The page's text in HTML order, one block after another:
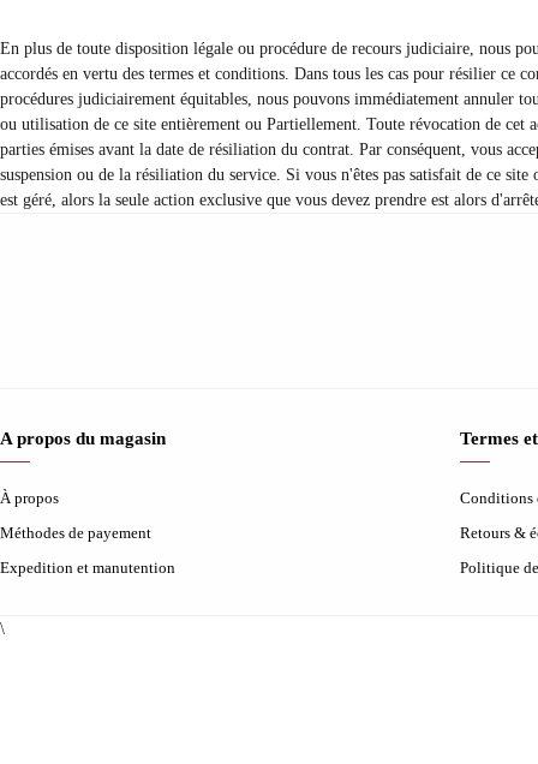
En plus de toute disposition légale ou procédure de recours judiciaire, nous
accordés en vertu des termes et conditions. Dans tous les cas pour résilier ce
procédures judiciairement équitables, nous pouvons immédiatement annuler
ou utilisation de ce site entièrement ou Partiellement. Toute révocation de
parties émises avant la date de résiliation du contrat. Par conséquent, vous
suspension ou de la résiliation du service. Si vous n'êtes pas satisfait de ce
est géré, alors la seule action exclusive que vous devez prendre est alors
A propos du magasin
À propos
Méthodes de payement
Expedition et manutention
Termes
Conditions
Retours &
Politique
\